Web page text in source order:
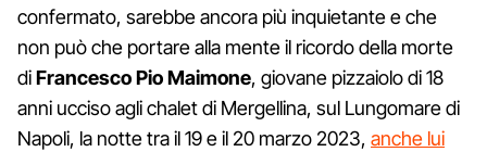
confermato, sarebbe ancora più inquietante e che
non può che portare alla mente il ricordo della morte
diFrancesco Pio Maimone, giovane pizzaiolo di 18
anni ucciso agli chalet di Mergellina, sul Lungomare di
Napoli, la notte tra il 19 e il 20 marzo 2023, anche lui